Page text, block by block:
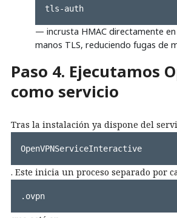
tls-auth
— incrusta HMAC directamente
manos TLS, reduciendo fugas de
Paso 4. Ejecutamos
como servicio
Tras la instalación ya dispone del
OpenVPNServiceInteractive
. Este inicia un proceso separado por
.ovpn